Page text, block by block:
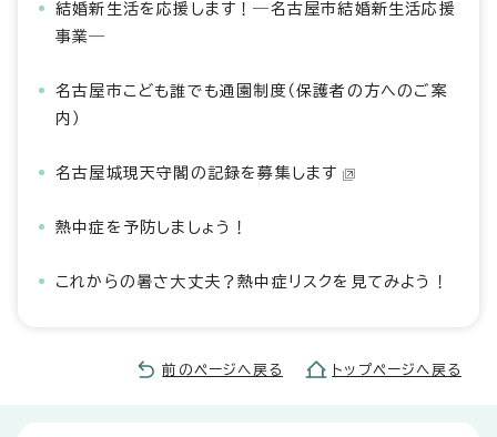
結婚新生活を応援します！―名古屋市結婚新生活応援
事業―
名古屋市こども誰でも通園制度（保護者の方へのご案
内）
名古屋城現天守閣の記録を募集します
熱中症を予防しましょう！
これからの暑さ大丈夫？熱中症リスクを見てみよう！
前のページへ戻る トップページへ戻る